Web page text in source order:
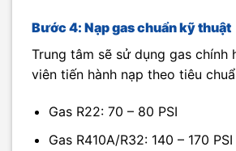
Bước 4: Nạp gas chuẩn kỹ thuật
Trung tâm sẽ sử dụng gas chính
viên tiến hành nạp theo tiêu
Gas R22: 70 – 80 PSI
Gas R410A/R32: 140 – 170 PSI